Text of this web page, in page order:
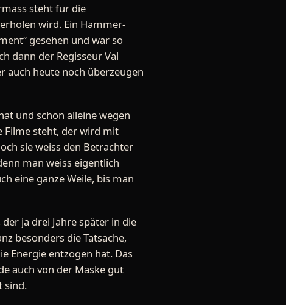
steht für die
wird. Ein Hammer-
gesehen und war so
dann der Regisseur Val
auch heute noch überzeugen
und schon alleine wegen
Filme steht, der wird mit
sie weiss den Betrachter
man weiss eigentlich
eine ganze Weile, bis man
ja drei Jahre später in die
besonders die Tatsache,
Energie entzogen hat. Das
auch von der Maske gut
sind.